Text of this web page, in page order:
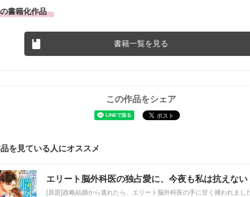
書籍化作品
書籍一覧を見る
この作品をシェア
を見ている人にオススメ
エリート脳外科医の独占愛に、今夜も私は抗えない
[原題]政略結婚から逃れたら、エリート脳外科医の手に甘く捕われまし